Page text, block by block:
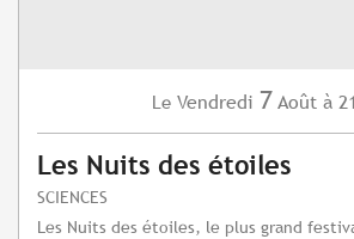
Le Vendredi 7 Août à
Les Nuits des étoiles
SCIENCES
Les Nuits des étoiles, le plus grand